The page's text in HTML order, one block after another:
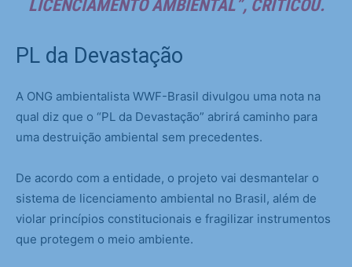
LICENCIAMENTO AMBIENTAL”, CRITICOU.
PL da Devastação
A ONG ambientalista WWF-Brasil divulgou uma nota na
qual diz que o “PL da Devastação” abrirá caminho para
uma destruição ambiental sem precedentes.
De acordo com a entidade, o projeto vai desmantelar o
sistema de licenciamento ambiental no Brasil, além de
violar princípios constitucionais e fragilizar instrumentos
que protegem o meio ambiente.